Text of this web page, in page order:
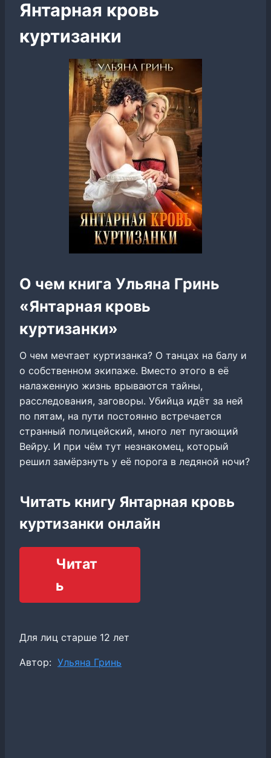
Янтарная кровь
куртизанки
О чем книга Ульяна Гринь
«Янтарная кровь
куртизанки»
О чем мечтает куртизанка? О танцах на балу и
о собственном экипаже. Вместо этого в её
налаженную жизнь врываются тайны,
расследования, заговоры. Убийца идёт за ней
по пятам, на пути постоянно встречается
странный полицейский, много лет пугающий
Вейру. И при чём тут незнакомец, который
решил замёрзнуть у её порога в ледяной ночи?
Читать книгу Янтарная кровь
куртизанки онлайн
Читат
ь
Для лиц старше 12 лет
Метки
Автор: Ульяна Гринь